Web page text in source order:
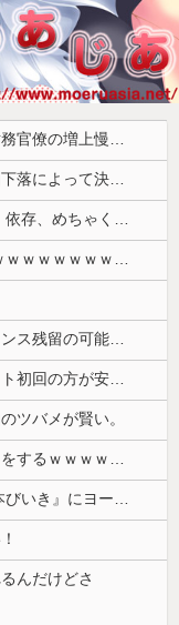
「さりげなく凄いこと言ってない？」と財務官僚の増上慢っぷりに衝撃を受ける人が続出、なぜ官僚にすぎない財務省が……
高値で米を大量に仕入れた米卸大手、米価下落によって決算が凄まじいことになっている模様
【緊急】 今の若者に急増している『コレ』依存、めちゃくちゃ深刻な模様w w w w w w w w w w
【吉報】 博多どんたくエチすぎるｗｗｗｗｗｗｗｗｗｗｗｗｗｗｗ
フランス人「欲張りすぎだ」中村敬斗、ランス残留の可能性を会長が示唆！移籍金が交渉の壁に..現地サポの本音がこれ！【海外の反応】
【悲報】みい山作者「居酒屋行くよりホスト初回の方が安くてチヤホヤされる」
ツバメが賢い。
【悲報】クロちゃん、とち狂ったツイートをするｗｗｗｗｗｗｗ
欧州「日本だけ反則だろ…」 世界の『日本びいき』にヨーロッパ全土から不満の声
んだけどさ